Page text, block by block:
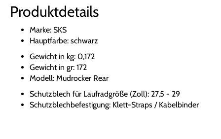
Produktdetails
Marke: SKS
Hauptfarbe: schwarz
Gewicht in kg: 0,172
Gewicht in gr: 172
Modell: Mudrocker Rear
Schutzblech für Laufradgröße (Zoll): 27,5 - 29
Schutzblechbefestigung: Klett-Straps / Kabelbinder